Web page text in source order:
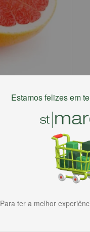
Estamos felizes em
Para ter a melhor